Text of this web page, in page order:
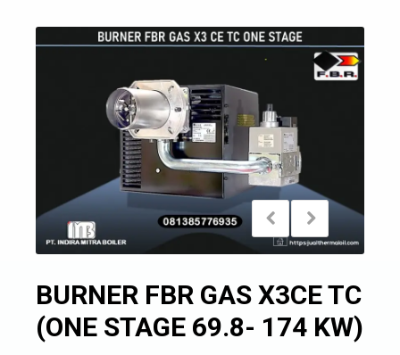
BURNER FBR GAS X3CE TC
(ONE STAGE 69.8- 174 KW)